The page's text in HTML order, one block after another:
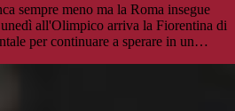
sempre meno ma la Roma insegue
all'Olimpico arriva la Fiorentina di
per continuare a sperare in un…